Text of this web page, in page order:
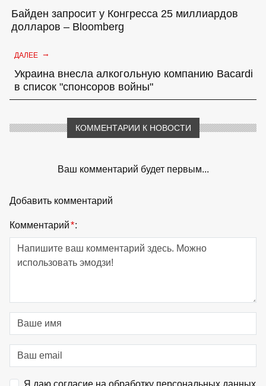
Байден запросит у Конгресса 25 миллиардов
долларов – Bloomberg
ДАЛЕЕ →
Украина внесла алкогольную компанию Bacardi
в список "спонсоров войны"
КОММЕНТАРИИ К НОВОСТИ
Ваш комментарий будет первым...
Добавить комментарий
Комментарий*:
Я даю согласие на обработку персональных данных